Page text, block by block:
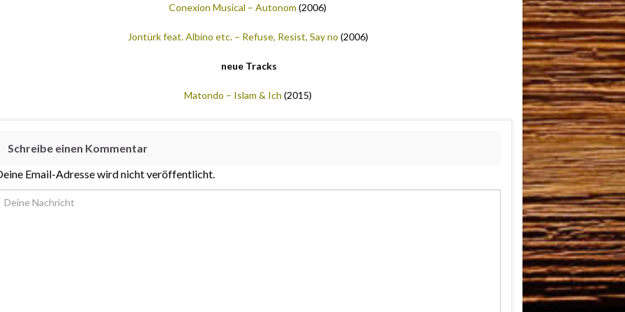
Conexion Musical – Autonom(2006)
Jontürk feat. Albino etc. – Refuse, Resist, Say no (2006)
neue Tracks
Matondo – Islam & Ich (2015)
Schreibe einen Kommentar
Email-Adresse wird nicht veröffentlicht.